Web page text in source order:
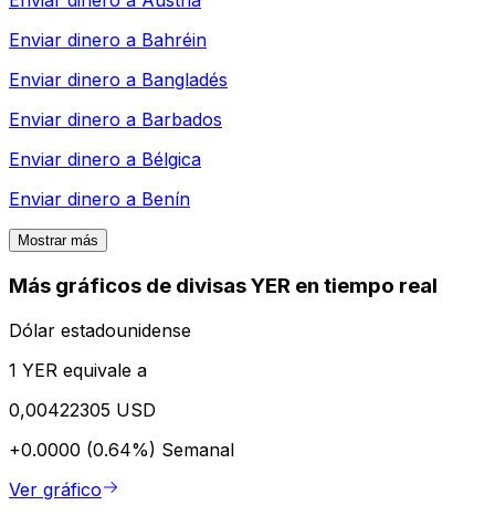
Enviar dinero a Bahréin
Enviar dinero a Bangladés
Enviar dinero a Barbados
Enviar dinero a Bélgica
Enviar dinero a Benín
Mostrar más
Más gráficos de divisas YER en tiempo real
Dólar estadounidense
1 YER equivale a
0,00422305 USD
+0.0000 (0.64%) Semanal
Ver gráfico